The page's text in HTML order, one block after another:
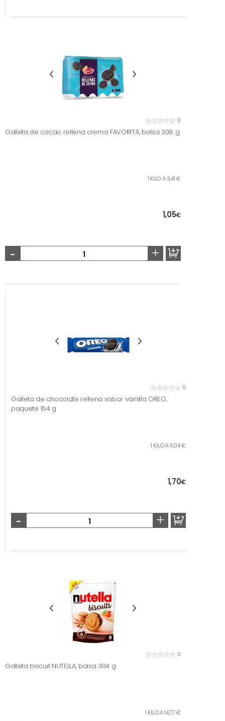
0
Galleta de cacao rellena crema FAVORITA, bolsa 308 g
1 KILO A 3,41 €
1,05€
- +
0
Galleta de chocolate rellena sabor vainilla OREO,
paquete 154 g
1 KILO A 11,04 €
1,70€
- +
0
Galleta biscuit NUTELLA, bolsa 304 g
1 KILO A 14,77 €